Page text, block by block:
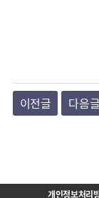
이전글 다음글
개인정보처리